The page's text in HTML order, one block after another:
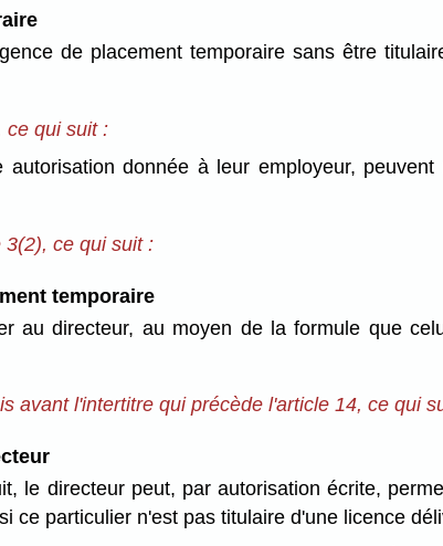
de placement temporaire sans être
ce qui suit :
donnée à leur employeur,
ce qui suit :
temporaire
au directeur, au moyen de la formule que
avant l'intertitre qui précède l'article 14, ce qui
le directeur peut, par autorisation écrite,
ce particulier n'est pas titulaire d'une licence